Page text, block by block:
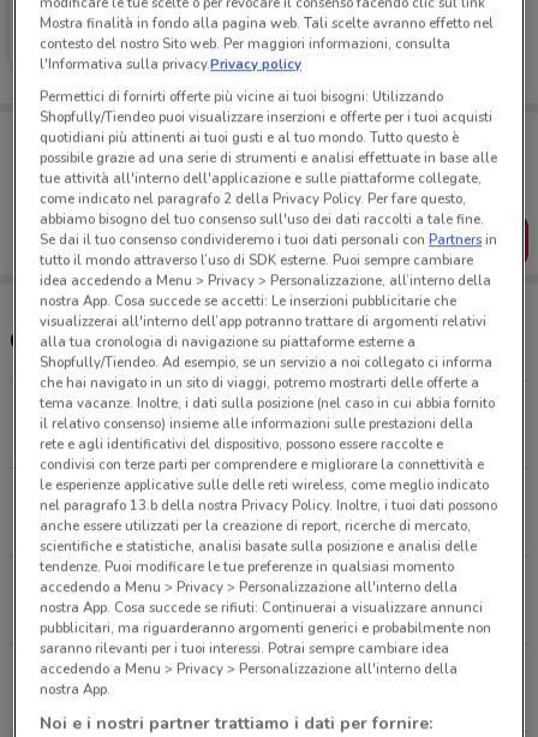
Bimbo Store
Scade il 26/08 4.9 km
Porta DoveConviene sempre con te!
Puoi trovare le migliori offerte dei negozi vicino a te,
salvarle e creare la tua lista del risparmio, comodamente
dal tuo cellulare.
SCARICA L’APP
Orari e negozi Bimbo Store
Via Della Stazione Di Grottarossa, 1060 Roma
4.9 km
APERTO
Via Giovanni Conti, 11/25 Roma
6.3 km
APERTO
Via Aurelia 1334 Roma
10 km
APERTO
via Prenestina 1087/1089 Roma
14.1 km
Mostra finalità in fondo alla pagina web. Tali scelte avranno effetto nel
contesto del nostro Sito web. Per maggiori informazioni, consulta
l'Informativa sulla privacy.Privacy policy
Permettici di fornirti offerte più vicine ai tuoi bisogni: Utilizzando
Shopfully/Tiendeo puoi visualizzare inserzioni e offerte per i tuoi acquisti
quotidiani più attinenti ai tuoi gusti e al tuo mondo. Tutto questo è
possibile grazie ad una serie di strumenti e analisi effettuate in base alle
tue attività all'interno dell'applicazione e sulle piattaforme collegate,
come indicato nel paragrafo 2 della Privacy Policy. Per fare questo,
abbiamo bisogno del tuo consenso sull'uso dei dati raccolti a tale fine.
Se dai il tuo consenso condivideremo i tuoi dati personali conPartnersin
tutto il mondo attraverso l’uso di SDK esterne. Puoi sempre cambiare
idea accedendo a Menu > Privacy > Personalizzazione, all’interno della
nostra App. Cosa succede se accetti: Le inserzioni pubblicitarie che
visualizzerai all'interno dell’app potranno trattare di argomenti relativi
alla tua cronologia di navigazione su piattaforme esterne a
Shopfully/Tiendeo. Ad esempio, se un servizio a noi collegato ci informa
che hai navigato in un sito di viaggi, potremo mostrarti delle offerte a
tema vacanze. Inoltre, i dati sulla posizione (nel caso in cui abbia fornito
il relativo consenso) insieme alle informazioni sulle prestazioni della
rete e agli identificativi del dispositivo, possono essere raccolte e
condivisi con terze parti per comprendere e migliorare la connettività e
le esperienze applicative sulle delle reti wireless, come meglio indicato
nel paragrafo 13.b della nostra Privacy Policy. Inoltre, i tuoi dati possono
anche essere utilizzati per la creazione di report, ricerche di mercato,
scientifiche e statistiche, analisi basate sulla posizione e analisi delle
tendenze. Puoi modificare le tue preferenze in qualsiasi momento
accedendo a Menu > Privacy > Personalizzazione all'interno della
nostra App. Cosa succede se rifiuti: Continuerai a visualizzare annunci
pubblicitari, ma riguarderanno argomenti generici e probabilmente non
saranno rilevanti per i tuoi interessi. Potrai sempre cambiare idea
accedendo a Menu > Privacy > Personalizzazione all'interno della
nostra App.
Noi e i nostri partner trattiamo i dati per fornire: